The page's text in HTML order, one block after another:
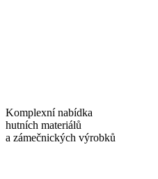
Komplexní nabídka
hutních materiálů
a zámečnických výrobků